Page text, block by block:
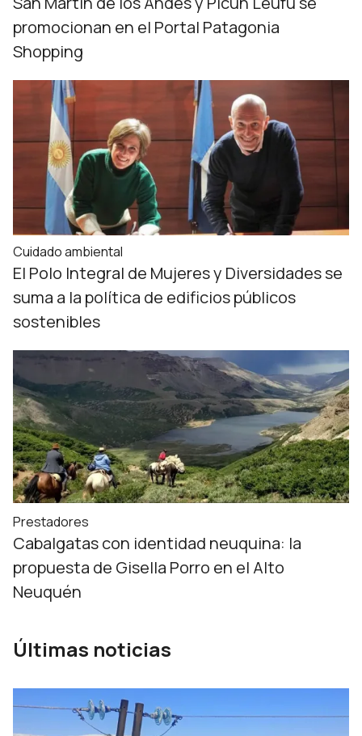
promocionan en el Portal Patagonia
Shopping
Cuidado ambiental
El Polo Integral de Mujeres y Diversidades se
suma a la política de edificios públicos
sostenibles
Prestadores
Cabalgatas con identidad neuquina: la
propuesta de Gisella Porro en el Alto
Neuquén
Últimas noticias